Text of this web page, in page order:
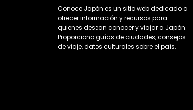
​Conoce Japón es un sitio web dedicado a
ofrecer información y recursos para
quienes desean conocer y viajar a Japón.
Proporciona guías de ciudades, consejos
de viaje, datos culturales sobre el país. ​